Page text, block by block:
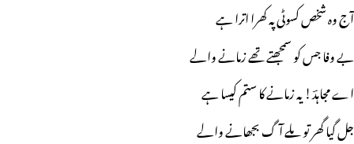
آج وہ شخص کسوٹی پہ کھرا اترا ہے
بے وفا جس کو سمجھتے تھے زمانے والے
اے مجاہدؔ! یہ زمانے کا ستم کیسا ہے
جل گیا گھر تو ملے آگ بجھانے والے